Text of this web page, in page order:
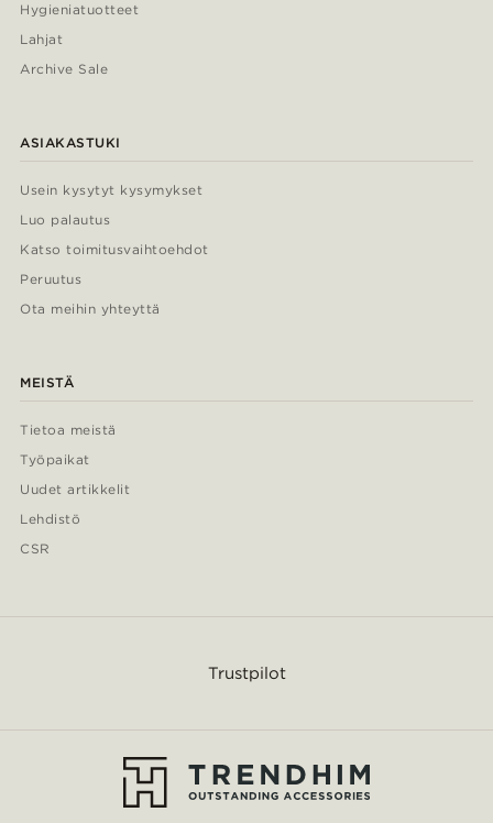
Hygieniatuotteet
Lahjat
Archive Sale
ASIAKASTUKI
Usein kysytyt kysymykset
Luo palautus
Katso toimitusvaihtoehdot
Peruutus
Ota meihin yhteyttä
MEISTÄ
Tietoa meistä
Työpaikat
Uudet artikkelit
Lehdistö
CSR
Trustpilot